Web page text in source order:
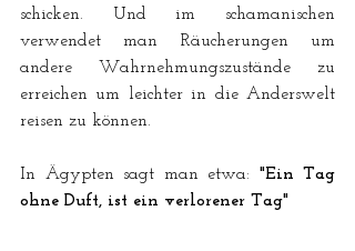
schicken. Und im schamanischen
verwendet man Räucherungen um
andere Wahrnehmungszustände zu
erreichen um leichter in die Anderswelt
reisen zu können.
In Ägypten sagt man etwa: "Ein Tag
ohne Duft, ist ein verlorener Tag"